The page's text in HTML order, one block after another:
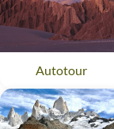
Autotour